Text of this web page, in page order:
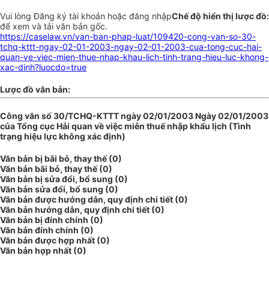
Chế độ hiển thị lược đồ:
Vui lòngĐăng ký tài khoản hoặc đăng nhập
để xem và tải văn bản gốc.
https://caselaw.vn/van-ban-phap-luat/109420-cong-van-so-30-
tchq-kttt-ngay-02-01-2003-ngay-02-01-2003-cua-tong-cuc-hai-
quan-ve-viec-mien-thue-nhap-khau-lich-tinh-trang-hieu-luc-khong-
xac-dinh?luocdo=true
Lược đồ văn bản:
Công văn số 30/TCHQ-KTTT ngày 02/01/2003 Ngày 02/01/2003
của Tổng cục Hải quan về việc miễn thuế nhập khẩu lịch (Tình
trạng hiệu lực không xác định)
Văn bản bị bãi bỏ, thay thế (0)
Văn bản bãi bỏ, thay thế (0)
Văn bản bị sửa đổi, bổ sung (0)
Văn bản sửa đổi, bổ sung (0)
Văn bản được hướng dẫn, quy định chi tiết (0)
Văn bản hướng dẫn, quy định chi tiết (0)
Văn bản bị đính chính (0)
Văn bản đính chính (0)
Văn bản được hợp nhất (0)
Văn bản hợp nhất (0)